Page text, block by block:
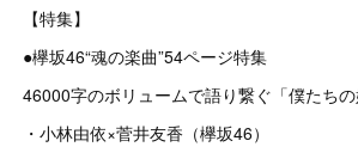
【特集】
●欅坂46“魂の楽曲”54ページ特集
46000字のボリュームで語り繋ぐ「僕たちの
・小林由依×菅井友香（欅坂46）